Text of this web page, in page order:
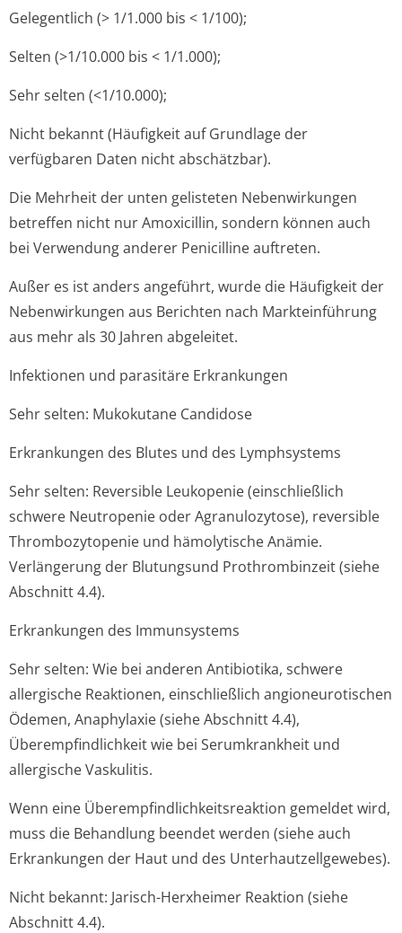
Gelegentlich (> 1/1.000 bis < 1/100);
Selten (>1/10.000 bis < 1/1.000);
Sehr selten (<1/10.000);
Nicht bekannt (Häufigkeit auf Grundlage der
verfügbaren Daten nicht abschätzbar).
Die Mehrheit der unten gelisteten Nebenwirkungen
betreffen nicht nur Amoxicillin, sondern können auch
bei Verwendung anderer Penicilline auftreten.
Außer es ist anders angeführt, wurde die Häufigkeit der
Nebenwirkungen aus Berichten nach Markteinführung
aus mehr als 30 Jahren abgeleitet.
Infektionen und parasitäre Erkrankungen
Sehr selten: Mukokutane Candidose
Erkrankungen des Blutes und des Lymphsystems
Sehr selten: Reversible Leukopenie (einschließlich
schwere Neutropenie oder Agranulozytose), reversible
Thrombozytopenie und hämolytische Anämie.
Verlängerung der Blutungsund Prothrombinzeit (siehe
Abschnitt 4.4).
Erkrankungen des Immunsystems
Sehr selten: Wie bei anderen Antibiotika, schwere
allergische Reaktionen, einschließlich angioneurotischen
Ödemen, Anaphylaxie (siehe Abschnitt 4.4),
Überempfindlichkeit wie bei Serumkrankheit und
allergische Vaskulitis.
Wenn eine Überempfindlichke­itsreaktion gemeldet wird,
muss die Behandlung beendet werden (siehe auch
Erkrankungen der Haut und des Unterhautzellge­webes).
Nicht bekannt: Jarisch-Herxheimer Reaktion (siehe
Abschnitt 4.4).